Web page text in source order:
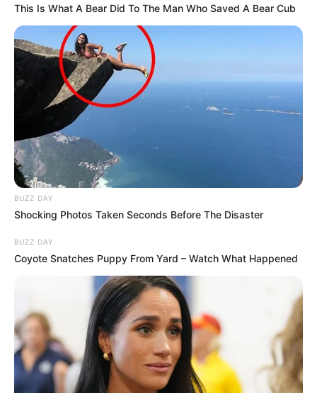
This Is What A Bear Did To The Man Who Saved A Bear Cub
BUZZ DAY
Shocking Photos Taken Seconds Before The Disaster
BUZZ DAY
Coyote Snatches Puppy From Yard – Watch What Happened